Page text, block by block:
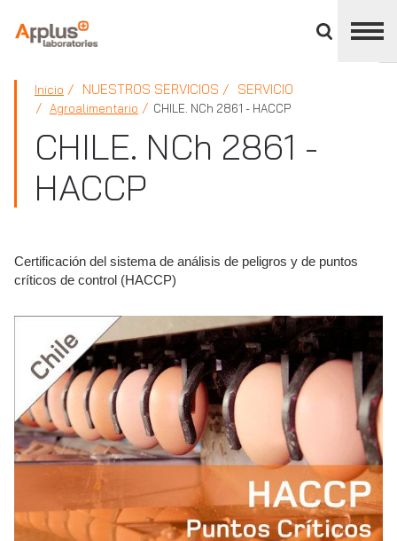
panel
APPLUS+
Inicio NUESTROS SERVICIOS SERVICIO
Agroalimentario CHILE. NCh 2861 - HACCP
CHILE. NCh 2861 -
HACCP
Certificación del sistema de análisis de peligros y de puntos
críticos de control (HACCP)